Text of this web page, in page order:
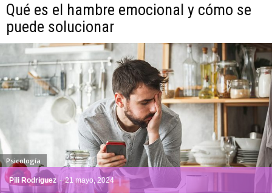
Qué es el hambre emocional y cómo se
puede solucionar
Pili Rodriguez - 21 mayo, 2024
Psicología